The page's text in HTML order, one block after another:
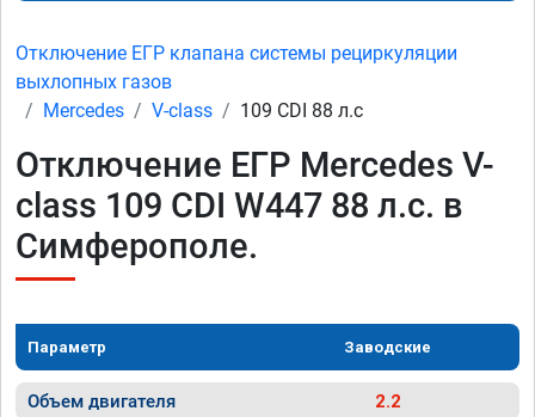
Отключение ЕГР клапана системы рециркуляции
выхлопных газов
Mercedes
V-class 109 CDI 88 л.с
Отключение ЕГР Mercedes V-
class 109 CDI W447 88 л.с. в
Симферополе.
Параметр Заводские
Объем двигателя 2.2